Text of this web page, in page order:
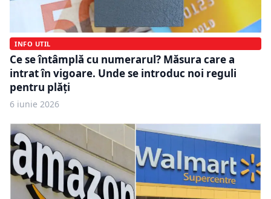
INFO UTIL
Ce se întâmplă cu numerarul? Măsura care a
intrat în vigoare. Unde se introduc noi reguli
pentru plăți
6 iunie 2026